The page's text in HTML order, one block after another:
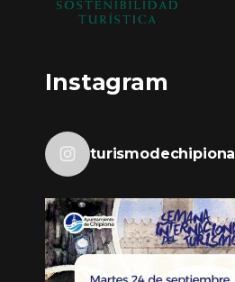
Instagram
turismodechipiona